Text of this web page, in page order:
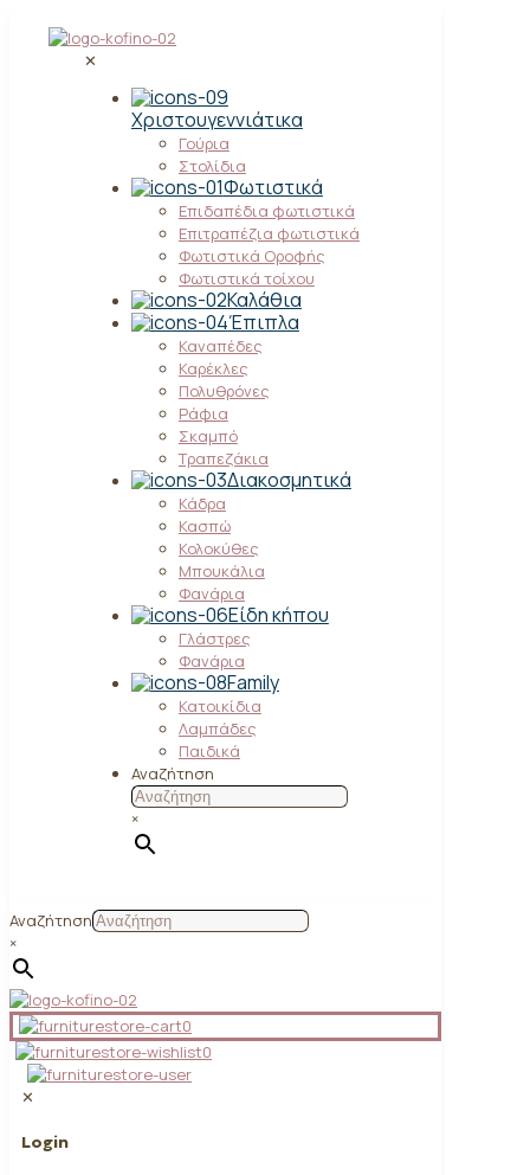
✕
Χριστουγεννιάτικα
Γούρια
Στολίδια
Φωτιστικά
Επιδαπέδια φωτιστικά
Επιτραπέζια φωτιστικά
Φωτιστικά Οροφής
Φωτιστικά τοίχου
Καλάθια
Έπιπλα
Καναπέδες
Καρέκλες
Πολυθρόνες
Ράφια
Σκαμπό
Τραπεζάκια
Διακοσμητικά
Κάδρα
Κασπώ
Κολοκύθες
Μπουκάλια
Φανάρια
Είδη κήπου
Γλάστρες
Φανάρια
Family
Κατοικίδια
Λαμπάδες
Παιδικά
Αναζήτηση
×
Αναζήτηση
×
0
0
✕
Login